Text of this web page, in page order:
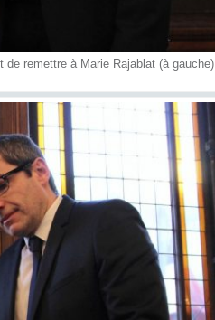
remettre à Marie Rajablat (à gauche)